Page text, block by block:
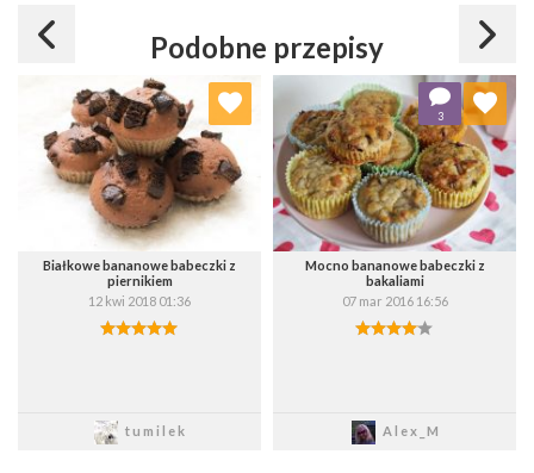
Podobne przepisy
Białkowe bananowe babeczki z
piernikiem
12 kwi 2018 01:36
tumilek
Dodaj do ulubionych
Wybierz listę:
Zapisz
Mocno bananowe babeczki z
bakaliami
07 mar 2016 16:56
Alex_M
3
Dodaj do ulubionych
Wybierz listę:
Zapisz